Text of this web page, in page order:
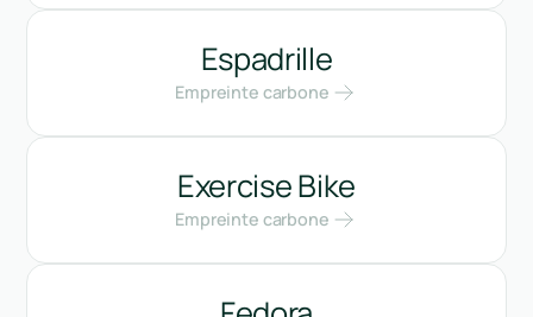
Espadrille
Empreinte carbone
Exercise Bike
Empreinte carbone